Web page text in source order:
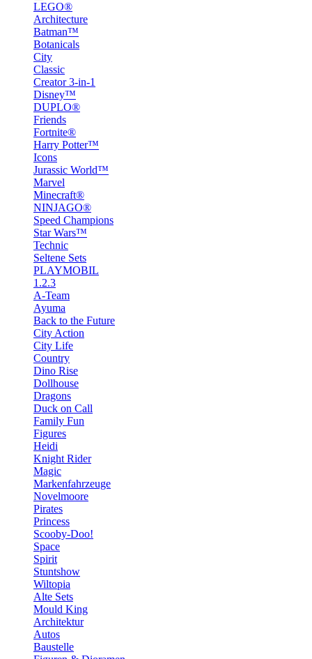
LEGO®
Architecture
Batman™
Botanicals
City
Classic
Creator 3-in-1
Disney™
DUPLO®
Friends
Fortnite®
Harry Potter™
Icons
Jurassic World™
Marvel
Minecraft®
NINJAGO®
Speed Champions
Star Wars™
Technic
Seltene Sets
PLAYMOBIL
1.2.3
A-Team
Ayuma
Back to the Future
City Action
City Life
Country
Dino Rise
Dollhouse
Dragons
Duck on Call
Family Fun
Figures
Heidi
Knight Rider
Magic
Markenfahrzeuge
Novelmoore
Pirates
Princess
Scooby-Doo!
Space
Spirit
Stuntshow
Wiltopia
Alte Sets
Mould King
Architektur
Autos
Baustelle